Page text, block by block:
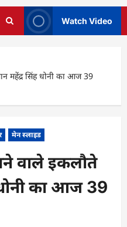
Watch Video
महेंद्र सिंह धोनी का आज 39
मेन स्लाइड
वाले इकलौते
का आज 39